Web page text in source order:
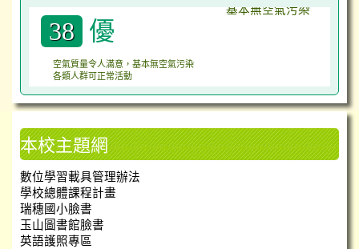
38 優
空氣質量令人滿意，基本無空氣污染
各類人群可正常活動
本校主題網
數位學習載具管理辦法
學校總體課程計畫
瑞穗國小臉書
玉山圖書館臉書
英語護照專區